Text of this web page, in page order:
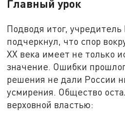
Главный урок
Подводя итог, учредитель
подчеркнул, что спор
XX века имеет не только
значение. Ошибки
решения не дали России
усмирения. Общество
верховной властью: